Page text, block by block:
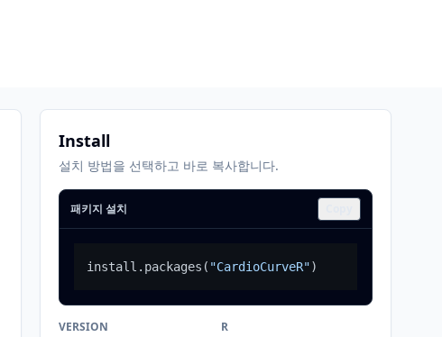
Install
설치 방법을 선택하고 바로 복사합니다.
패키지 설치
install.packages ( "CardioCurveR")
VERSION R